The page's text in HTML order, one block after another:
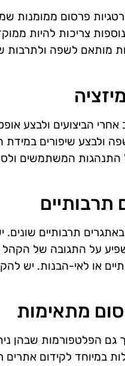
פרסום ממומנות
צריכות להיות
מותאם לשפה
הביצועים ולבצע
ולבצע שיפורים במידת
התנהגות המשתמשים
תרבותיים שונים.
על התגובה של הקהל
או לאי-הבנות. יש
מתאימות
הפלטפורמות שבהן
במיוחד לקידום